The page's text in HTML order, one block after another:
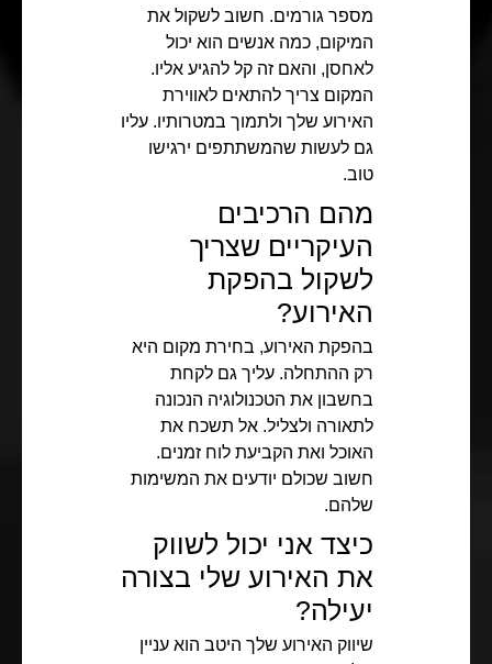
מספר גורמים. חשוב לשקול את
המיקום, כמה אנשים הוא יכול
לאחסן, והאם זה קל להגיע אליו.
המקום צריך להתאים לאווירת
האירוע שלך ולתמוך במטרותיו. עליו
גם לעשות שהמשתתפים ירגישו
טוב.
מהם הרכיבים
העיקריים שצריך
לשקול בהפקת
האירוע?
בהפקת האירוע, בחירת מקום היא
רק ההתחלה. עליך גם לקחת
בחשבון את הטכנולוגיה הנכונה
לתאורה ולצליל. אל תשכח את
האוכל ואת הקביעת לוח זמנים.
חשוב שכולם יודעים את המשימות
שלהם.
כיצד אני יכול לשווק
את האירוע שלי בצורה
יעילה?
שיווק האירוע שלך היטב הוא עניין